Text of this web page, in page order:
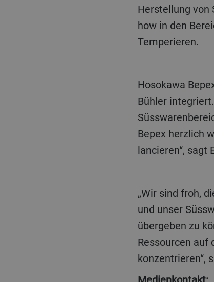
Herstellung von
how in den
Temperieren.
Hosokawa Bepex wird als Tochtergesellschaft im Geschäftsbereich Consumer Foods von
Bühler
Bepex herzlich
lancieren“, sagt
„Wir sind froh, die Mitarbeitenden von Hosokawa Bepex bei Bühler in guten Händen zu wissen
und unser
übergeben zu
Ressourcen auf
konzentrieren“,